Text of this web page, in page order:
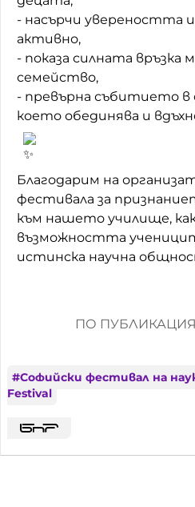
- насърчи увереността
активно,
- показа силната връзка
семейство,
- превърна събитието в
което обединява и
Благодарим на
фестивала за
към нашето училище,
възможността
истинска научна
ПО
#Софийски фестивал на
Festival